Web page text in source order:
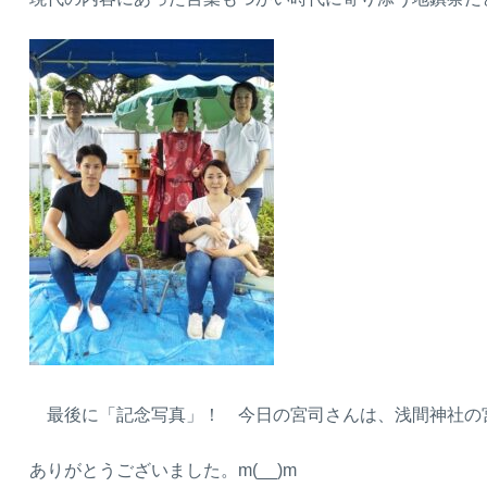
最後に「記念写真」！ 今日の宮司さんは、浅間神社の
ありがとうございました。m(__)m